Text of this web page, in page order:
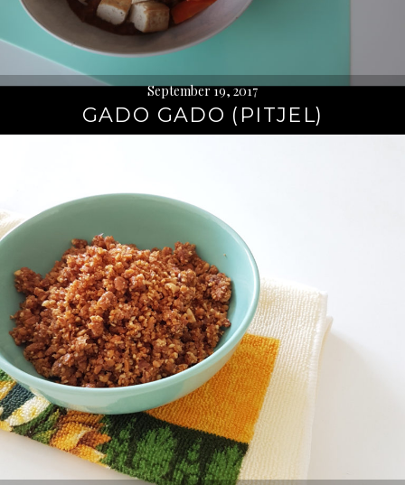
September 19, 2017
GADO GADO (PITJEL)